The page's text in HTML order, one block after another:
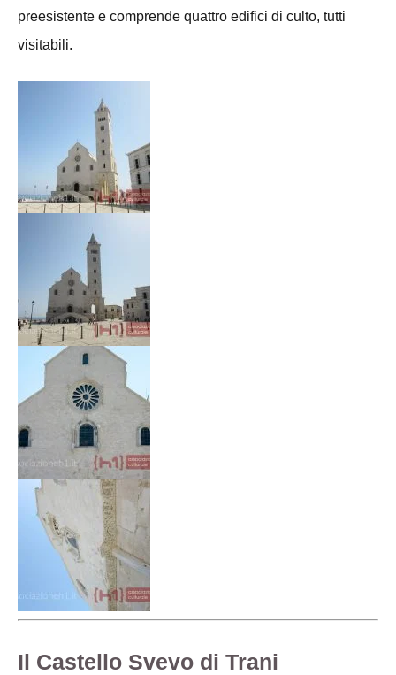
preesistente e comprende quattro edifici di culto, tutti
visitabili.
Il Castello Svevo di Trani